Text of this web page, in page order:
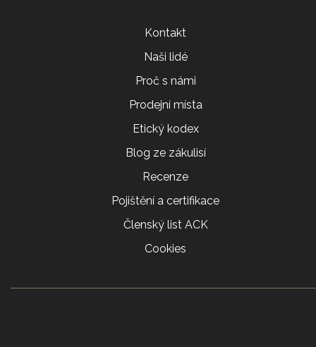
Kontakt
Naši lidé
Proč s námi
Prodejní místa
Etický kodex
Blog ze zákulisí
Recenze
Pojištění a certifikace
Členský list ACK
Cookies